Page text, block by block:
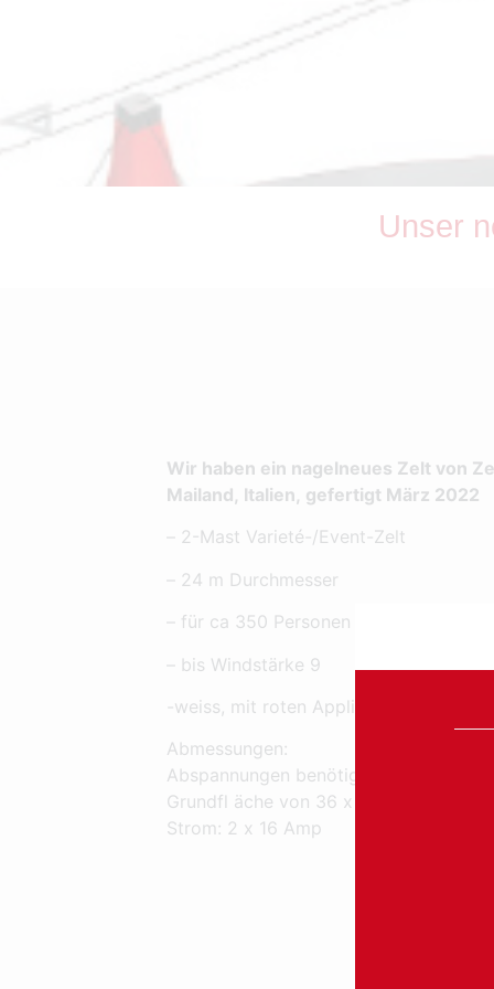
Unser
Wir haben ein nagelneues Zelt von
Mailand, Italien, gefertigt März 2022
– 2-Mast Varieté-/Event-Zelt
– 24 m Durchmesser
– für ca 350 Personen geeignet
– bis Windstärke 9
-weiss, mit roten Applikationen.
Abmessungen:
Abspannungen benötigen eine
Grundfl äche von 36 x 40 m
Strom: 2 x 16 Amp